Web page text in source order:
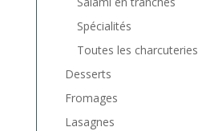
Spécialités
Toutes les charcuteries
Desserts
Fromages
Lasagnes